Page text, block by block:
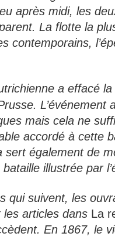
après midi, les
La flotte la
contemporains,
a effacé
L’événement
mais cela ne
accordé à cette
sert également de
illustrée par
qui suivent, les
articles dans La
En 1867, le